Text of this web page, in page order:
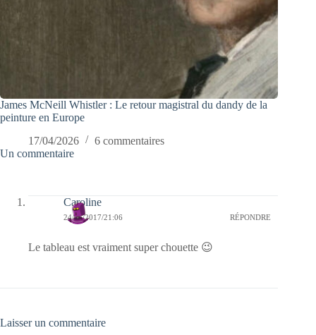
James McNeill Whistler : Le retour magistral du dandy de la
peinture en Europe
17/04/2026
6 commentaires
Un commentaire
Caroline
24/05/2017/21:06 RÉPONDRE
Le tableau est vraiment super chouette 😉
Laisser un commentaire